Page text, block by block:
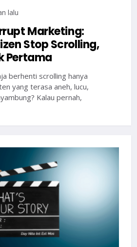
lalu
Marketing:
Stop Scrolling,
Pertama
berhenti scrolling hanya
yang terasa aneh, lucu,
Kalau pernah,